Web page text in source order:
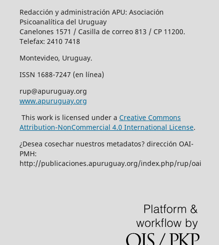
Redacción y administración APU: Asociación
Psicoanalítica del Uruguay
Canelones 1571 / Casilla de correo 813 / CP 11200.
Telefax: 2410 7418
Montevideo, Uruguay.
ISSN 1688-7247 (en línea)
rup@apuruguay.org
www.apuruguay.org
This work is licensed under a Creative Commons
Attribution-NonCommercial 4.0 International License.
¿Desea cosechar nuestros metadatos? dirección OAI-
PMH:
http://publicaciones.apuruguay.org/index.php/rup/oai